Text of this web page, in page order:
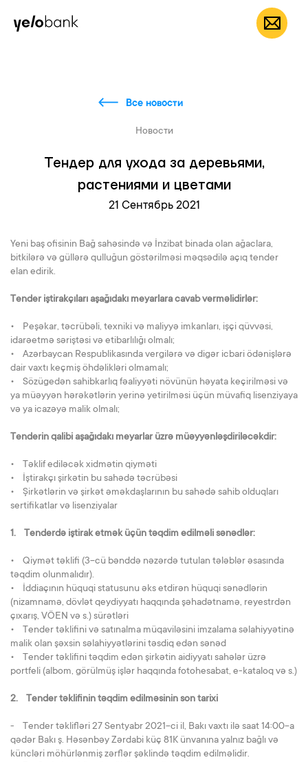
Частным лицам RU
Все новости
Новости
Тендер для ухода за деревьями,
растениями и цветами
21 Сентябрь 2021
Yeni baş ofisinin Bağ sahəsində və İnzibat binada olan ağaclara,
bitkilərə və güllərə qulluğun göstərilməsi məqsədilə açıq tender
elan edirik.
Tender iştirakçıları aşağıdakı meyarlara cavab verməlidirlər:
• Peşəkar, təcrübəli, texniki və maliyyə imkanları, işçi qüvvəsi,
idarəetmə səriştəsi və etibarlılığı olmalı;
• Azərbaycan Respublikasında vergilərə və digər icbari ödənişlərə
dair vaxtı keçmiş öhdəlikləri olmamalı;
• Sözügedən sahibkarlıq fəaliyyəti növünün həyata keçirilməsi və
ya müəyyən hərəkətlərin yerinə yetirilməsi üçün müvafiq lisenziyaya
və ya icazəyə malik olmalı;
Tenderin qalibi aşağıdakı meyarlar üzrə müəyyənləşdiriləcəkdir:
• Təklif ediləcək xidmətin qiyməti
• İştirakçı şirkətin bu sahədə təcrübəsi
• Şirkətlərin və şirkət əməkdaşlarının bu sahədə sahib olduqları
sertifikatlar və lisenziyalar
1. Tenderdə iştirak etmək üçün təqdim edilməli sənədlər:
• Qiymət təklifi (3-cü bənddə nəzərdə tutulan tələblər əsasında
təqdim olunmalıdır).
• İddiaçının hüquqi statusunu əks etdirən hüquqi sənədlərin
(nizamnamə, dövlət qeydiyyatı haqqında şəhadətnamə, reyestrdən
çıxarış, VÖEN və s.) sürətləri
• Tender təklifini və satınalma müqaviləsini imzalama səlahiyyətinə
malik olan şəxsin səlahiyyətlərini təsdiq edən sənəd
• Tender təklifini təqdim edən şirkətin aidiyyatı sahələr üzrə
portfeli (albom, görülmüş işlər haqqında fotohesabat, e-kataloq və s.)
2. Tender təklifinin təqdim edilməsinin son tarixi
- Tender təklifləri 27 Sentyabr 2021-ci il, Bakı vaxtı ilə saat 14:00-a
qədər Bakı ş. Həsənbəy Zərdabi küç 81K ünvanına yalnız bağlı və
küncləri möhürlənmiş zərflər şəklində təqdim edilməlidir.